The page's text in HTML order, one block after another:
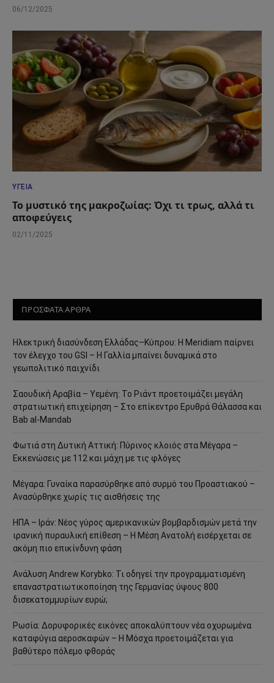
06/12/2025
ΥΓΕΊΑ
Το μυστικό της μακροζωίας: Όχι τι τρως, αλλά τι
αποφεύγεις
02/11/2025
ΠΡΟΣΦΑΤΑ ΑΡΘΡΑ
Ηλεκτρική διασύνδεση Ελλάδας–Κύπρου: Η Meridiam παίρνει
τον έλεγχο του GSI – Η Γαλλία μπαίνει δυναμικά στο
γεωπολιτικό παιχνίδι
Σαουδική Αραβία – Υεμένη: Το Ριάντ προετοιμάζει μεγάλη
στρατιωτική επιχείρηση – Στο επίκεντρο Ερυθρά Θάλασσα και
Bab al-Mandab
Φωτιά στη Δυτική Αττική: Πύρινος κλοιός στα Μέγαρα –
Εκκενώσεις με 112 και μάχη με τις φλόγες
Μέγαρα: Γυναίκα παρασύρθηκε από συρμό του Προαστιακού –
Ανασύρθηκε χωρίς τις αισθήσεις της
ΗΠΑ – Ιράν: Νέος γύρος αμερικανικών βομβαρδισμών μετά την
ιρανική πυραυλική επίθεση – Η Μέση Ανατολή εισέρχεται σε
ακόμη πιο επικίνδυνη φάση
Ανάλυση Andrew Korybko: Τι οδηγεί την προγραμματισμένη
επαναστρατιωτικοποίηση της Γερμανίας ύψους 800
δισεκατομμυρίων ευρώ;
Ρωσία: Δορυφορικές εικόνες αποκαλύπτουν νέα οχυρωμένα
καταφύγια αεροσκαφών – Η Μόσχα προετοιμάζεται για
βαθύτερο πόλεμο φθοράς